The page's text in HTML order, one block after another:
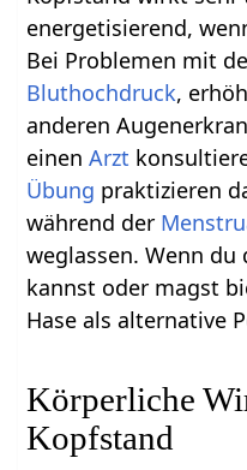
energetisierend,
Bei Problemen mit
Bluthochdruck,
anderen
einenArzt
Übung praktizieren
während der
weglassen. Wenn
kannst oder magst
Hase als alternative
Körperliche
Kopfstand